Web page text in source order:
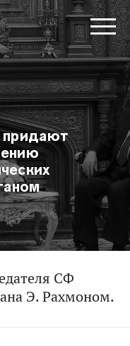
придают
СФ
Э. Рахмоном.